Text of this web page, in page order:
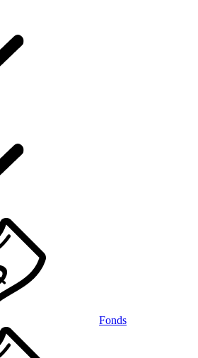
Fonds